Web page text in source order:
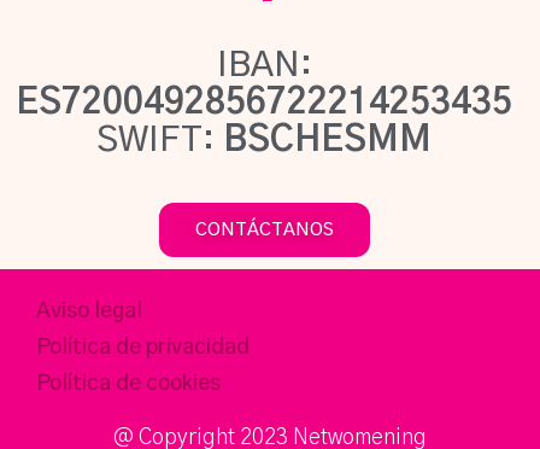
IBAN:
ES7200492856722214253435
SWIFT: BSCHESMM
CONTÁCTANOS
Aviso legal
Política de privacidad
Política de cookies
@ Copyright 2023 Netwomening​